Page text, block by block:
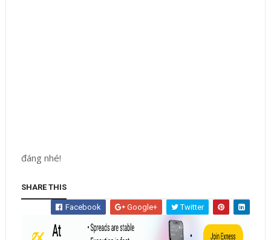
đáng nhé!
SHARE THIS
Facebook Google+ Twitter